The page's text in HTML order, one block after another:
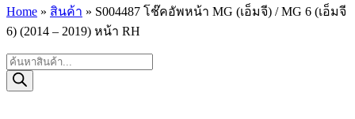
Home » สินค้า » S004487 โช๊คอัพหน้า MG (เอ็มจี) / MG 6 (เอ็มจี
6) (2014 – 2019) หน้า RH
Products
search